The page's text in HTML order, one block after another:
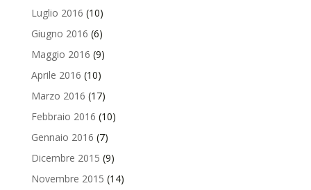
Luglio 2016 (10)
Giugno 2016 (6)
Maggio 2016 (9)
Aprile 2016 (10)
Marzo 2016 (17)
Febbraio 2016 (10)
Gennaio 2016 (7)
Dicembre 2015 (9)
Novembre 2015 (14)